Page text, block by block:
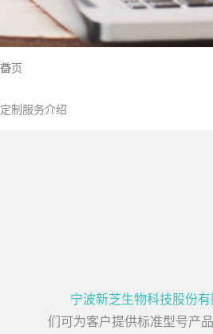
首页
定制服务介绍
宁波新芝生物科技股份有
们可为客户提供标准型号产